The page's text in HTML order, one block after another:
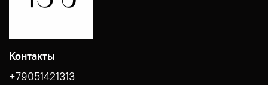
Контакты
+79051421313